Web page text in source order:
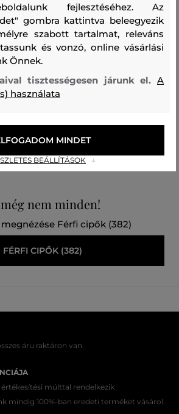
39 890 Ft
MOKASZIN GANT BOERY
37 090 Ft
Elérhető méretek:
nem minden!
Férfi cipők (382)
FÉRFI CIPŐK (382)
áru raktáron van.
múlttal rendelkezik
mindig 100%-ban eredeti terméket vásárol.
fejlesztéséhez. Az
gombra kattintva beleegyezik
szabott tartalmat, releváns
és vonzó, online vásárlási
Önnek.
tisztességesen járunk el.A
használata
BEÁLLÍTÁSOK
MINDET